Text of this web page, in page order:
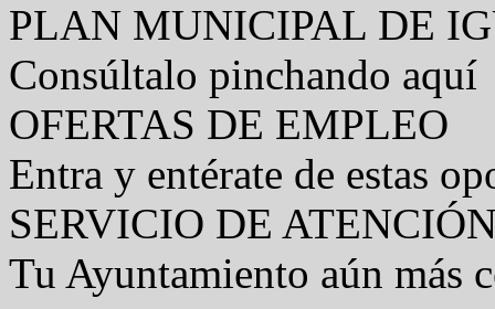
PLAN MUNICIPAL DE
Consúltalo pinchando aquí
OFERTAS DE EMPLEO
Entra y entérate de estas
SERVICIO DE
Tu Ayuntamiento aún más